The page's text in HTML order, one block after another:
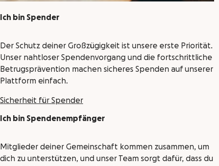
Ich bin Spender
Der Schutz deiner Großzügigkeit ist unsere erste Priorität.
Unser nahtloser Spendenvorgang und die fortschrittliche
Betrugsprävention machen sicheres Spenden auf unserer
Plattform einfach.
Sicherheit für Spender
Ich bin Spendenempfänger
Mitglieder deiner Gemeinschaft kommen zusammen, um
dich zu unterstützen, und unser Team sorgt dafür, dass du